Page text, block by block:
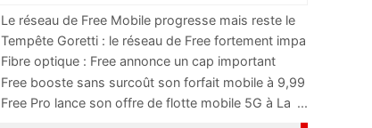
Le réseau de Free Mobile progresse mais reste le
m
...
Tempête Goretti : le réseau de Free fortement impa
Fibre optique : Free annonce un cap important
pass
...
Free booste sans surcoût son forfait mobile à 9,99
Free Pro lance son offre de flotte mobile 5G à La ...